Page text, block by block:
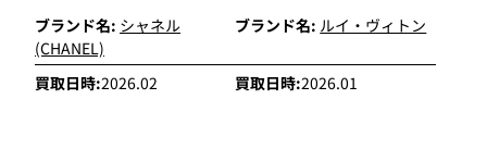
ブランド名: シャネル
(CHANEL)
買取日時:2026.02
ブランド名: ルイ・ヴィトン
買取日時:2026.01